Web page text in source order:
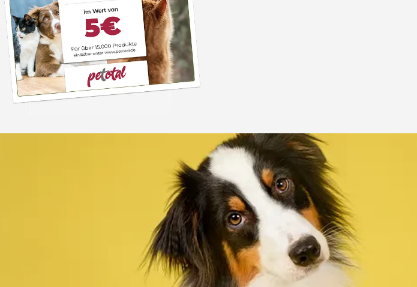
„Schnelle Lieferung, ordentlich
verpackt . Gute Preise“
08.08.2026